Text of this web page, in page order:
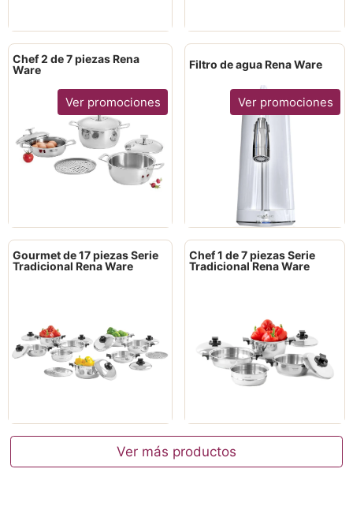
Chef 2 de 7 piezas Rena
Ware
Ver promociones
Filtro de agua Rena Ware
Ver promociones
Gourmet de 17 piezas Serie
Tradicional Rena Ware
Chef 1 de 7 piezas Serie
Tradicional Rena Ware
Ver más productos